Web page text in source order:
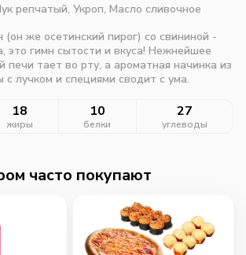
репчатый, Укроп, Масло сливочное
же осетинский пирог) со свининой -
это гимн сытости и вкуса! Нежнейшее
печи тает во рту, а ароматная начинка из
с лучком и специями сводит с ума.
18
жиры
10
белки
27
углеводы
часто покупают